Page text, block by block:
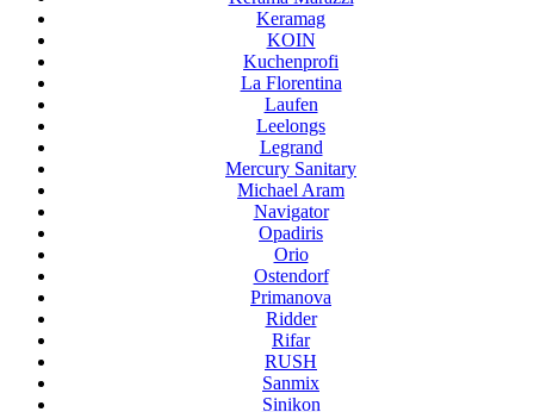
Keramag
KOIN
Kuchenprofi
La Florentina
Laufen
Leelongs
Legrand
Mercury Sanitary
Michael Aram
Navigator
Opadiris
Orio
Ostendorf
Primanova
Ridder
Rifar
RUSH
Sanmix
Sinikon